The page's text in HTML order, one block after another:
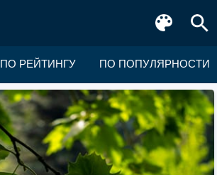
ПО РЕЙТИНГУ ПО ПОПУЛЯРНОСТИ